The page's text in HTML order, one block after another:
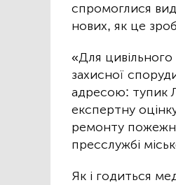
спромоглися
нових, як це
«Для
захисної
адресою: тупик
експертну
ремонту
пресслужбі
Як і годиться